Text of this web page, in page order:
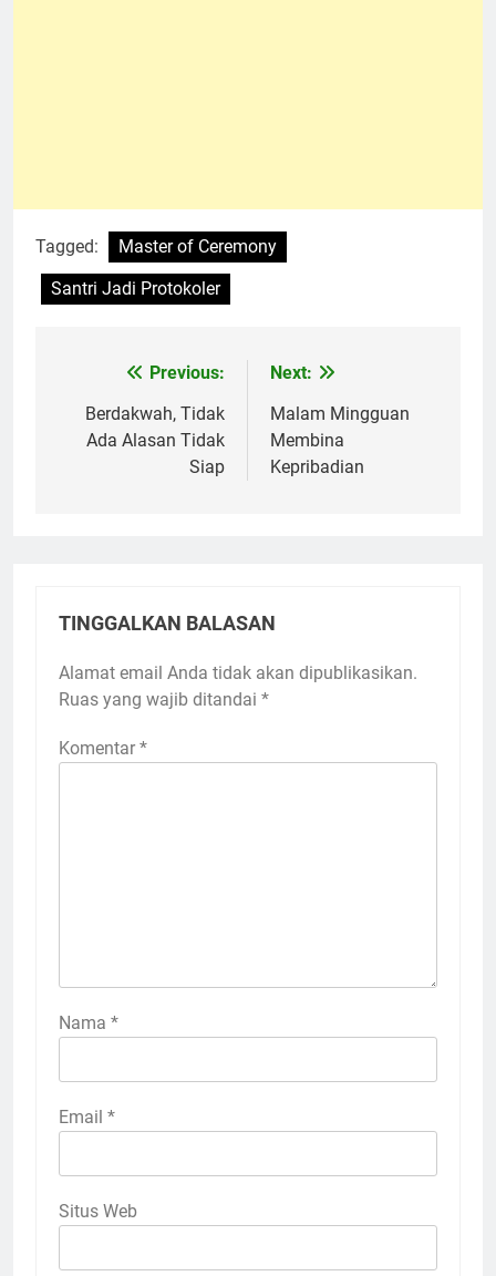
Tagged:
Master of Ceremony
Santri Jadi Protokoler
Navigasi
pos
Previous:
Berdakwah, Tidak
Ada Alasan Tidak
Siap
Next:
Malam Mingguan
Membina
Kepribadian
TINGGALKAN BALASAN
Alamat email Anda tidak akan dipublikasikan.
Ruas yang wajib ditandai *
Komentar *
Nama *
Email *
Situs Web